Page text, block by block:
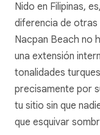
Nido en Filipinas,
diferencia de otras
Nacpan Beach no
una extensión
tonalidades
precisamente por
tu sitio sin que
que esquivar